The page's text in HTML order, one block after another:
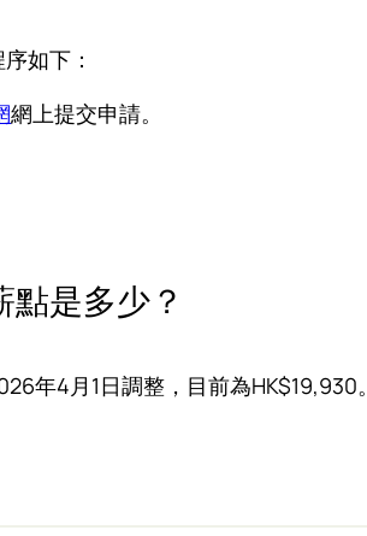
如下：
網上提交申請。
是多少？
年4月1日調整，目前為HK$19,930。